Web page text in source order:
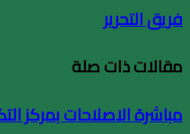
فريق التحرير
مقالات ذات صلة
مباشرة الاصلاحات بمركز